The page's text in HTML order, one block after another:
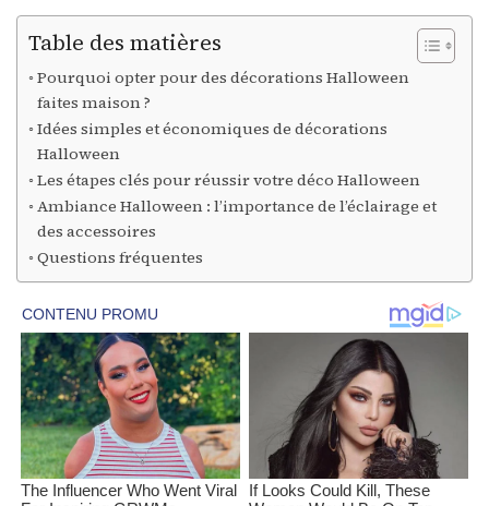
Table des matières
Pourquoi opter pour des décorations Halloween
faites maison ?
Idées simples et économiques de décorations
Halloween
Les étapes clés pour réussir votre déco Halloween
Ambiance Halloween : l’importance de l’éclairage et
des accessoires
Questions fréquentes